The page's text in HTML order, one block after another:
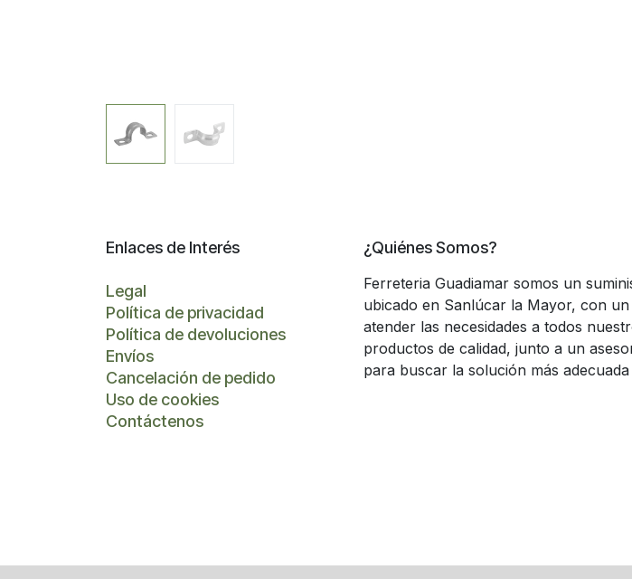
Enlaces de Interés
Legal
Política de privacidad
Política de devoluciones
Envíos
Cancelación de pedido
Uso de cookies
Contáctenos
¿Quiénes Somos?
Ferreteria Guadiamar somos un
ubicado en Sanlúcar la Mayor, con
atender las necesidades a todos
productos de calidad, junto a un
para buscar la solución más